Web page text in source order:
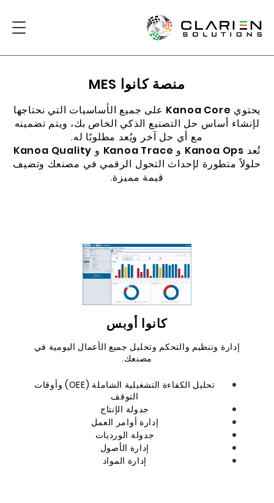
منصة كانوا MES
يحتوي Kanoa Core على جميع الأساسيات التي نحتاجها
لإنشاء أساس حل التصنيع الذكي الخاص بك، ويتم تضمينه
مع أي حل آخر ويُعد مطلوبًا له.
تُعد Kanoa Ops و Kanoa Trace و Kanoa Quality
حلولاً متطورة لإحداث التحول الرقمي في مصنعك وتضيف
قيمة مميزة.
كانوا أوبس
إدارة وتنظيم والتحكم وتحليل جميع الأعمال اليومية في
مصنعك.
تحليل الكفاءة التشغيلية الشاملة (OEE) وأوقات
التوقف
جدولة الإنتاج
إدارة أوامر العمل
جدولة الورديات
إدارة الأصول
إدارة المواد